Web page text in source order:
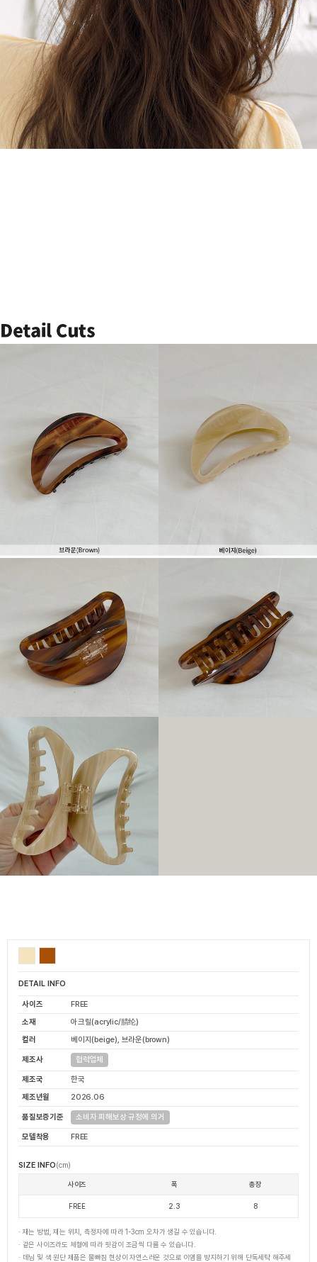
DETAIL INFO
사이즈
FREE
소재
아크릴(acrylic/腈纶)
컬러
베이지(beige), 브라운(brown)
제조사 협력업체
제조국
한국
제조년월
2026.06
품질보증기준 소비자 피해보상 규정에 의거
모델착용 FREE
SIZE INFO(cm)
사이즈 폭 총장
FREE 2.3 8
· 재는 방법, 재는 위치, 측정자에 따라 1-3cm 오차가 생길 수 있습니다.
· 같은 사이즈라도 체형에 따라 핏감이 조금씩 다를 수 있습니다.
· 데님 및 색 원단 제품은 물빠짐 현상이 자연스러운 것으로 이염을 방지하기 위해 단독세탁 해주세